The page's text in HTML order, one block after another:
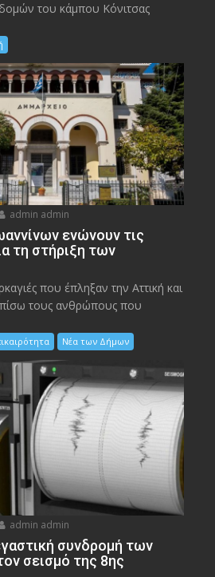
του κάμπου Κόνιτσας
admin admin
ενώνουν τις
τη στήριξη των
που έπληξαν την Αττική και
τους ανθρώπους που
Νέα των Δήμων
admin admin
συνδρομή των
σεισμό της 8ης